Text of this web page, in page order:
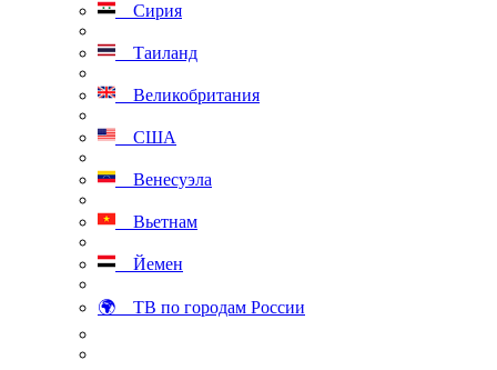
Сирия
Таиланд
Великобритания
США
Венесуэла
Вьетнам
Йемен
🌍 ТВ по городам России